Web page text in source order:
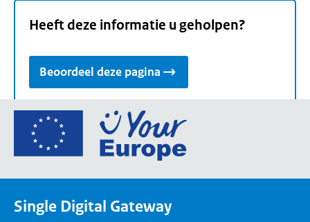
Heeft deze informatie u geholpen?
Beoordeel deze pagina
Ga
de
Single Digital Gateway